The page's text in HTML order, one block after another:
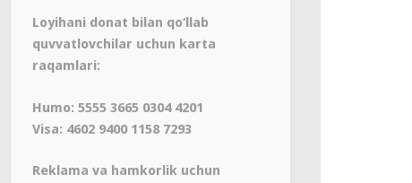
Loyihani donat bilan qo‘llab
quvvatlovchilar uchun karta
raqamlari:
Humo: 5555 3665 0304 4201
Visa: 4602 9400 1158 7293
Reklama va hamkorlik uchun